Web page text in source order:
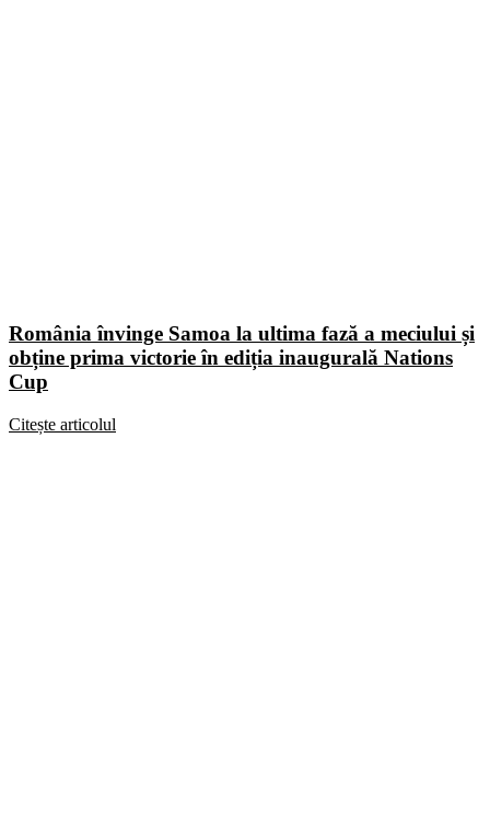
România învinge Samoa la ultima fază a meciului și
obține prima victorie în ediția inaugurală Nations
Cup
Citește articolul